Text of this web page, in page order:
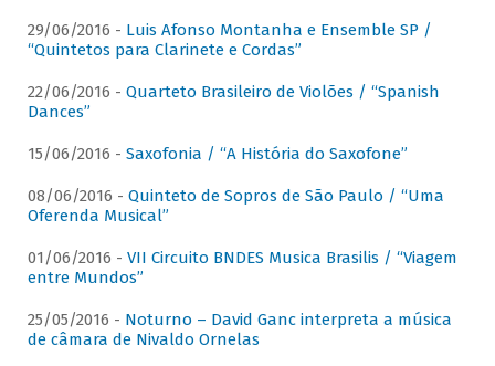
29/06/2016 - Luis Afonso Montanha e Ensemble SP /
“Quintetos para Clarinete e Cordas”
22/06/2016 - Quarteto Brasileiro de Violões / “Spanish
Dances”
15/06/2016 - Saxofonia / “A História do Saxofone”
08/06/2016 - Quinteto de Sopros de São Paulo / “Uma
Oferenda Musical”
01/06/2016 - VII Circuito BNDES Musica Brasilis / “Viagem
entre Mundos”
25/05/2016 - Noturno – David Ganc interpreta a música
de câmara de Nivaldo Ornelas